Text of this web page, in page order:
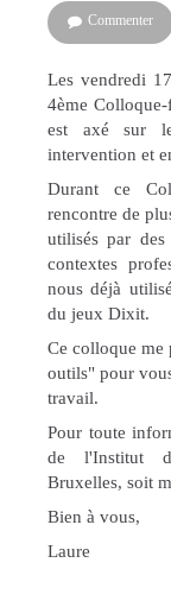
Commenter
Les vendredi
4ème
est axé sur
intervention et
Durant ce
rencontre de
utilisés par
contextes
nous déjà
du jeux Dixit.
Ce colloque me
outils" pour
travail.
Pour toute
de l'Institut
Bruxelles, soit
Bien à vous,
Laure